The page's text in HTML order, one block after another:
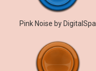
Pink Noise by DigitalSpa